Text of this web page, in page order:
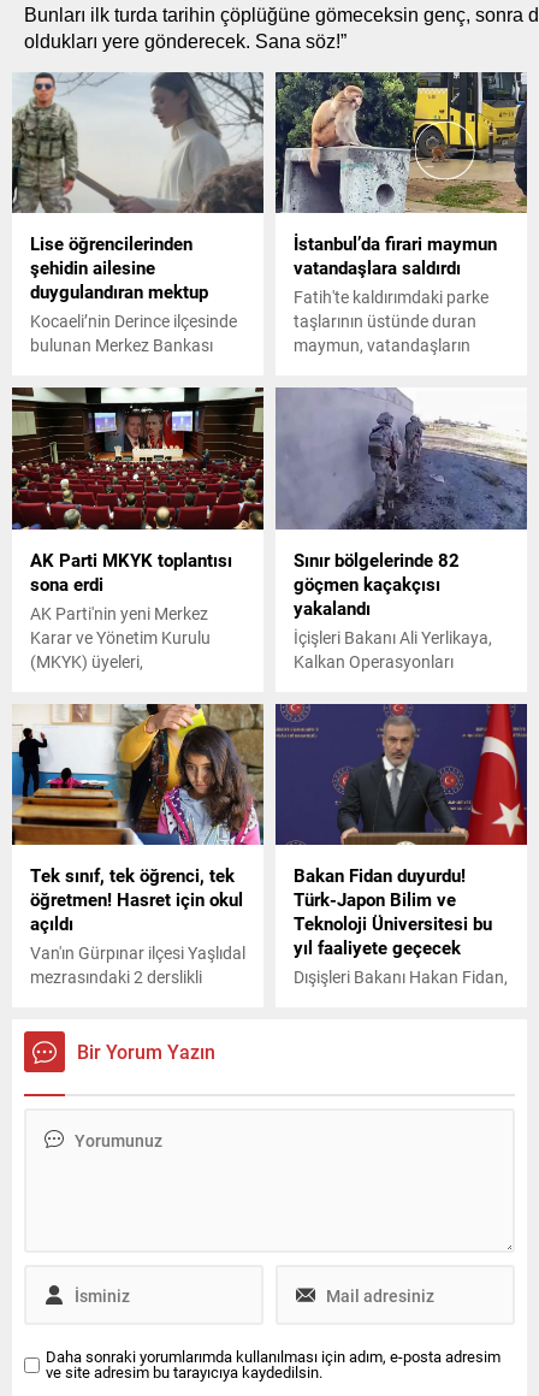
Bunları ilk turda tarihin çöplüğüne gömeceksin genç, sonra
oldukları yere gönderecek. Sana söz!”
Lise öğrencilerinden
şehidin ailesine
duygulandıran mektup
Kocaeli’nin Derince ilçesinde
bulunan Merkez Bankası
düzenlenen ‘Şehit Anasına
Mektup’ yarışmasında 1’inci
olan mektup, şehit Piyade
Sözleşmeli Er Cebrail
Dündar’ın ailesine okundu.
İstanbul’da firari maymun
vatandaşlara saldırdı
Fatih'te kaldırımdaki parke
taşlarının üstünde duran
maymun, vatandaşların
görenler cep telefonlarıyla
görüntü çekerken bazıları ise
yakalamaya çalıştı.
AK Parti MKYK toplantısı
sona erdi
AK Parti'nin yeni Merkez
Karar ve Yönetim Kurulu
(MKYK) üyeleri,
Genel Başkanı Recep Tayyip
Erdoğan'ın başkanlığında
toplandı. Parti genel
merkezinde basına kapalı
gerçekleşen toplantı 3 saat
45 dakika sürdü.
Sınır bölgelerinde 82
göçmen kaçakçısı
yakalandı
İçişleri Bakanı Ali Yerlikaya,
Kalkan Operasyonları
kaçakçılığı organizatörü ve
bin 222 düzensiz göçmenin
yakalandığını duyurdu.
Tek sınıf, tek öğrenci, tek
öğretmen! Hasret için okul
açıldı
Van'ın Gürpınar ilçesi Yaşlıdal
mezrasındaki 2 derslikli
eğitim görüyor.
Bakan Fidan duyurdu!
Türk-Japon Bilim ve
Teknoloji Üniversitesi bu
yıl faaliyete geçecek
Dışişleri Bakanı Hakan Fidan,
duyduklarını belirterek Eğitim
Bir Yorum Yazın
Daha sonraki yorumlarımda kullanılması için adım, e-posta adresim
ve site adresim bu tarayıcıya kaydedilsin.